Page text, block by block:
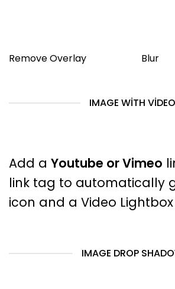
Remove Overlay Blur
IMAGE WITH VIDEO
Add a Youtube or Vimeo
link tag to automatically
icon and a Video
IMAGE DROP